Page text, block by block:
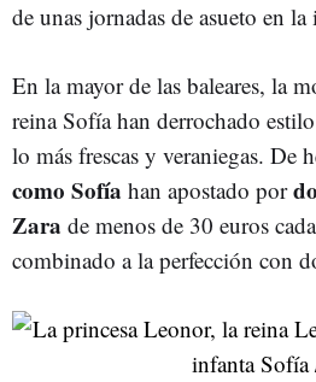
de unas jornadas de asueto en
En la mayor de las baleares, la
reina Sofía han derrochado
lo más frescas y veraniegas. De
como Sofía han apostado por
Zara de menos de 30 euros
combinado a la perfección con